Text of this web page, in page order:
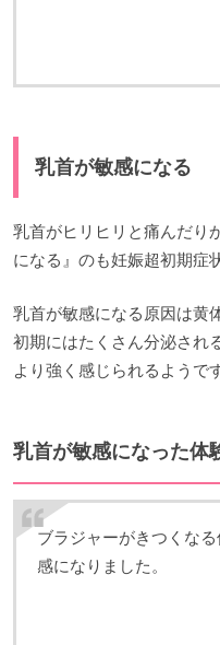
乳首が敏感になる
乳首がヒリヒリと痛んだり
になる』のも妊娠超初期症
乳首が敏感になる原因は黄
初期にはたくさん分泌され
より強く感じられるようです
乳首が敏感になった体
ブラジャーがきつくな
感になりました。